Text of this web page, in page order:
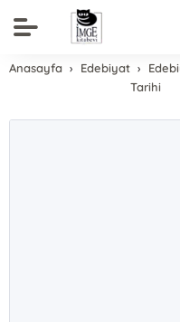
Anasayfa Edebiyat
Tarihi